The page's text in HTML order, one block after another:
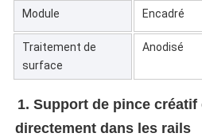
Module Encadré
Traitement de
surface
Anodisé
1. Support de pince créatif
directement dans les rails